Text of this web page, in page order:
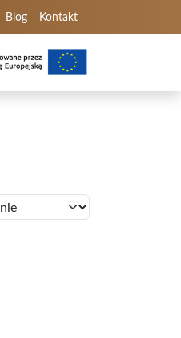
Blog Kontakt